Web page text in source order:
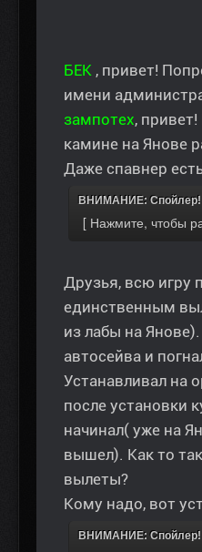
БЕК , привет!
имени
зампотех,
камине на Янове
Даже спавнер
ВНИМАНИЕ: Спойлер!
Друзья, всю игру
единственным
из лабы на
автосейва и
Устанавливал на
после установки
начинал( уже на
вышел). Как то
вылеты?
Кому надо, вот
ВНИМАНИЕ: Спойлер!